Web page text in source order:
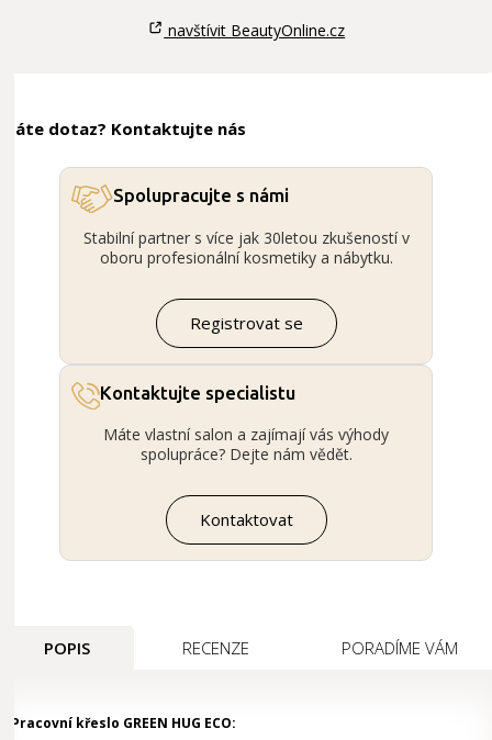
navštívit BeautyOnline.cz
Máte dotaz? Kontaktujte nás
Spolupracujte s námi
Stabilní partner s více jak 30letou zkušeností v
oboru profesionální kosmetiky a nábytku.
Registrovat se
Kontaktujte specialistu
Máte vlastní salon a zajímají vás výhody
spolupráce? Dejte nám vědět.
Kontaktovat
POPIS RECENZE PORADÍME VÁM
Pracovní křeslo GREEN HUG ECO: